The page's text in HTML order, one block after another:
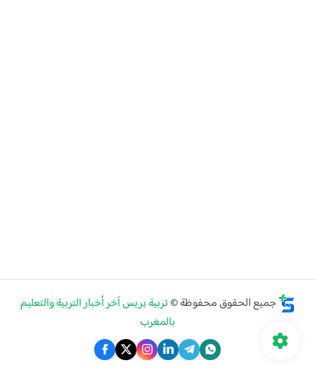
جميع الحقوق محفوظة ©تربية بريس آخر أخبار التربية والتعليم
بالمغرب